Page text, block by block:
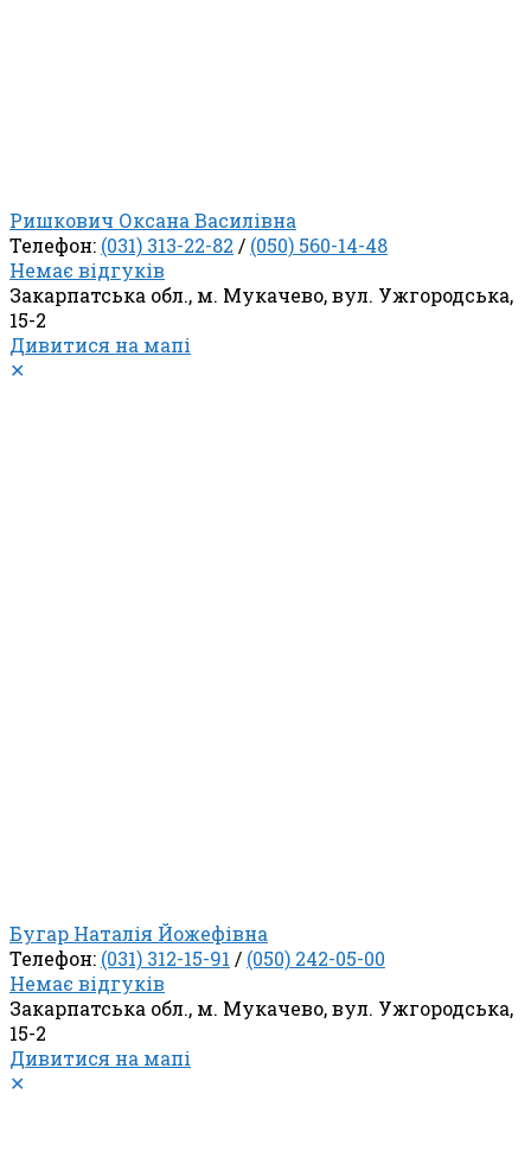
Ришкович Оксана Василівна
Телефон: (031) 313-22-82 / (050) 560-14-48
Немає відгуків
Закарпатська обл., м. Мукачево, вул. Ужгородська,
15-2
Дивитися на мапі
✕
Бугар Наталія Йожефівна
Телефон: (031) 312-15-91 / (050) 242-05-00
Немає відгуків
Закарпатська обл., м. Мукачево, вул. Ужгородська,
15-2
Дивитися на мапі
✕